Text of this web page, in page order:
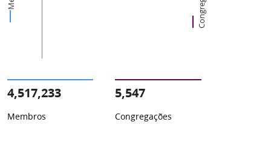
4,517,233
Membros
5,547
Congregações